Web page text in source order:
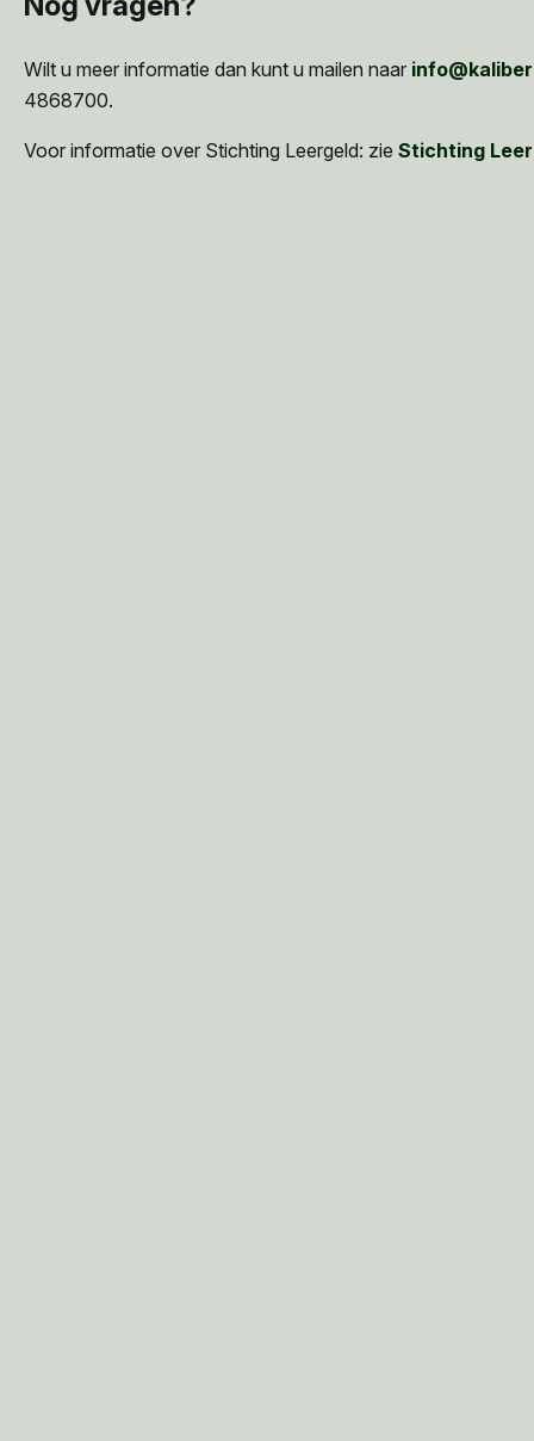
Wilt u meer informatie dan kunt u mailen naar
4868700.
Voor informatie over Stichting Leergeld: zie Stichting